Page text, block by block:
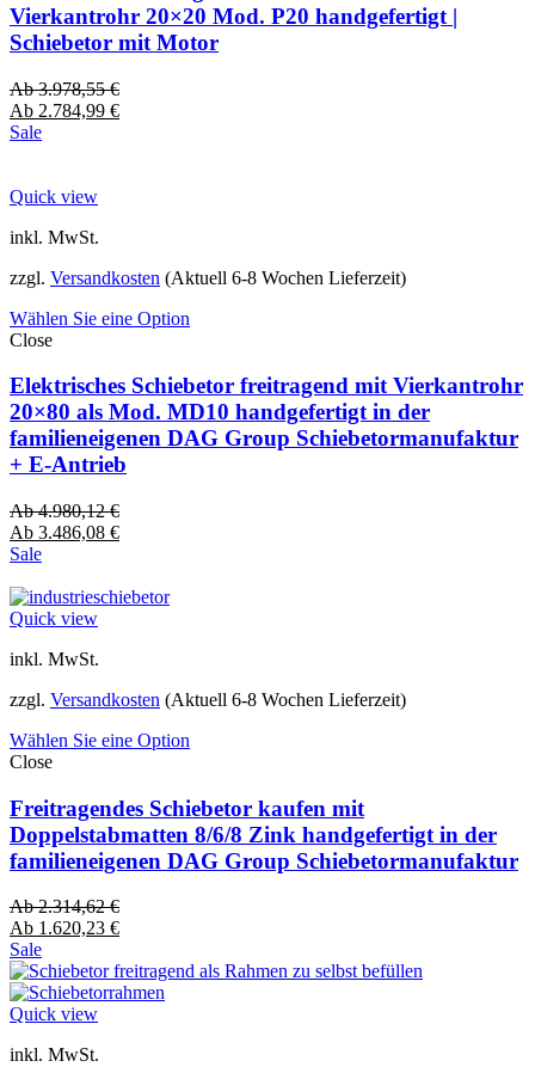
Vierkantrohr 20×20 Mod. P20 handgefertigt |
Schiebetor mit Motor
Ab3.978,55€
Ab 2.784,99 €
Sale
Quick view
inkl. MwSt.
zzgl. Versandkosten (Aktuell 6-8 Wochen Lieferzeit)
Wählen Sie eine Option
Close
Elektrisches Schiebetor freitragend mit Vierkantrohr
20×80 als Mod. MD10 handgefertigt in der
familieneigenen DAG Group Schiebetormanufaktur
+ E-Antrieb
Ab4.980,12€
Ab 3.486,08 €
Sale
Quick view
inkl. MwSt.
zzgl. Versandkosten (Aktuell 6-8 Wochen Lieferzeit)
Wählen Sie eine Option
Close
Freitragendes Schiebetor kaufen mit
Doppelstabmatten 8/6/8 Zink handgefertigt in der
familieneigenen DAG Group Schiebetormanufaktur
Ab2.314,62€
Ab 1.620,23 €
Sale
Quick view
inkl. MwSt.